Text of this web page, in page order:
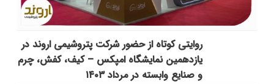
روایتی کوتاه از حضور شرکت پتروشیمی اروند در
یازدهمین نمایشگاه امپکس‌ – کیف، کفش، چرم
و صنایع وابسته در مرداد ۱۴۰۳